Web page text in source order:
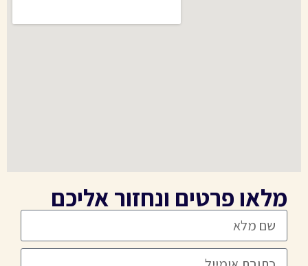
מלאו פרטים ונחזור אליכם